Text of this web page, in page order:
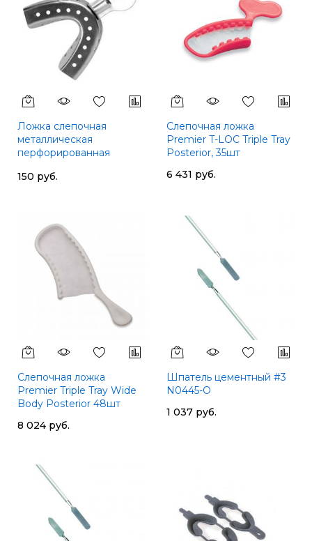
Ложка слепочная
металлическая
перфорированная
150 руб.
Слепочная ложка
Premier T-LOC Triple Tray
Posterior, 35шт
6 431 руб.
Слепочная ложка
Premier Triple Tray Wide
Body Posterior 48шт
8 024 руб.
Шпатель цементный #3
N0445-O
1 037 руб.